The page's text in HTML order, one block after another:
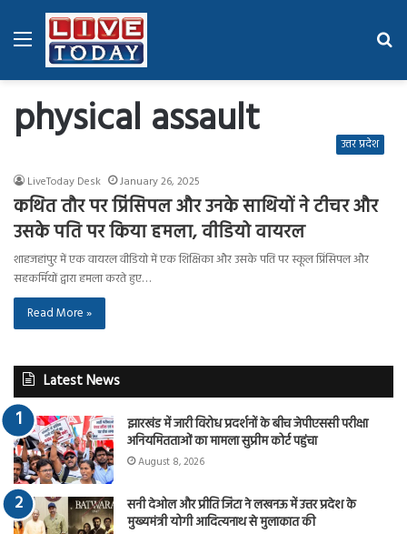
Menu
physical assault उत्तर प्रदेश
LiveToday Desk January 26, 2025
कथित तौर पर प्रिंसिपल और उनके साथियों ने टीचर और
उसके पति पर किया हमला, वीडियो वायरल
शाहजहांपुर में एक वायरल वीडियो में एक शिक्षिका और उसके पति पर स्कूल प्रिंसिपल और
सहकर्मियों द्वारा हमला करते हुए…
Read More »
Latest News
झारखंड में जारी विरोध प्रदर्शनों के बीच जेपीएससी परीक्षा
अनियमितताओं का मामला सुप्रीम कोर्ट पहुंचा
August 8, 2026
सनी देओल और प्रीति जिंटा ने लखनऊ में उत्तर प्रदेश के
मुख्यमंत्री योगी आदित्यनाथ से मुलाकात की